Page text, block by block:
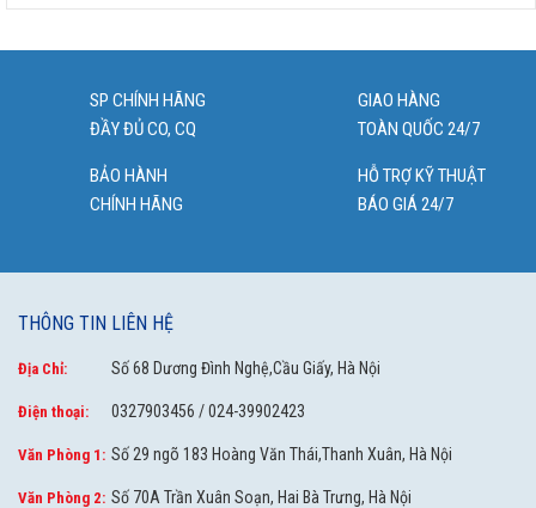
SP CHÍNH HÃNG
ĐẦY ĐỦ CO, CQ
GIAO HÀNG
TOÀN QUỐC 24/7
BẢO HÀNH
CHÍNH HÃNG
HỖ TRỢ KỸ THUẬT
BÁO GIÁ 24/7
THÔNG TIN LIÊN HỆ
Địa Chỉ: Số 68 Dương Đình Nghệ,Cầu Giấy, Hà Nội
Điện thoại: 0327903456 / 024-39902423
Văn Phòng 1: Số 29 ngõ 183 Hoàng Văn Thái,Thanh Xuân, Hà Nội
Văn Phòng 2: Số 70A Trần Xuân Soạn, Hai Bà Trưng, Hà Nội